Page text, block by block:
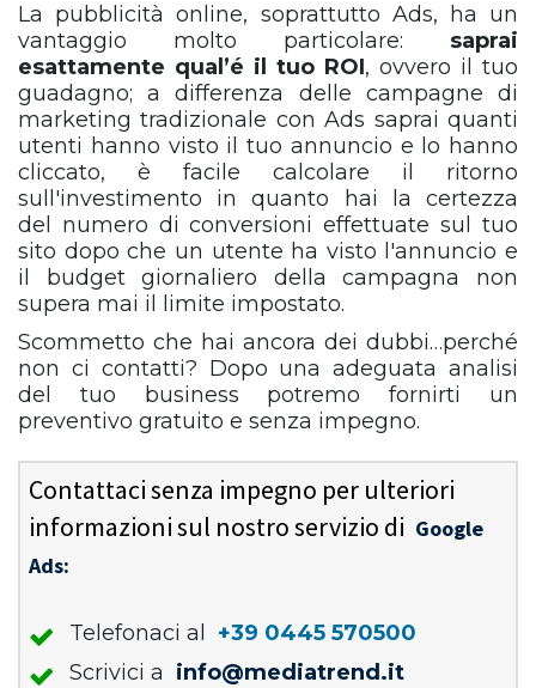
La pubblicità online, soprattutto Ads, ha un
vantaggio molto particolare: saprai
esattamente qual’é il tuo ROI, ovvero il tuo
guadagno; a differenza delle campagne di
marketing tradizionale con Ads saprai quanti
utenti hanno visto il tuo annuncio e lo hanno
cliccato, è facile calcolare il ritorno
sull'investimento in quanto hai la certezza
del numero di conversioni effettuate sul tuo
sito dopo che un utente ha visto l'annuncio e
il budget giornaliero della campagna non
supera mai il limite impostato.
Scommetto che hai ancora dei dubbi…perché
non ci contatti? Dopo una adeguata analisi
del tuo business potremo fornirti un
preventivo gratuito e senza impegno.
Contattaci senza impegno per ulteriori
informazioni sul nostro servizio di Google
Ads:
Telefonaci al
+39 0445 570500
Scrivici a info@mediatrend.it